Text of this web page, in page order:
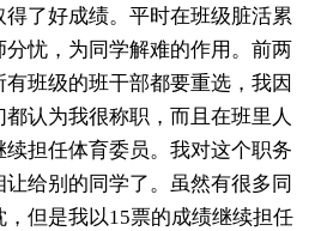
了好成绩。平时在班级脏活累
忧，为同学解难的作用。前两
班级的班干部都要重选，我因
认为我很称职，而且在班里人
担任体育委员。我对这个职务
给别的同学了。虽然有很多同
但是我以15票的成绩继续担任